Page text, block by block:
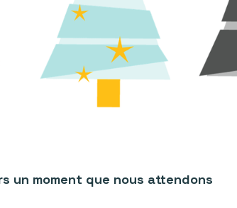
un moment que nous attendons